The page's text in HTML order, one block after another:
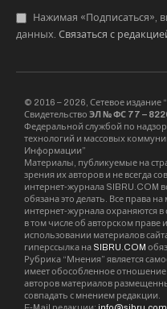
Нажимая «Подписаться»,
данных. Связаться с
© 2016 – 2026, Сетевое издание
Свидетельство ЭЛ № ФС 77 –
Федеральной службой по
технологий и массовых
Информации”
Материалы, публикуемые на
зрения их авторов и не всегда
интернет-журнала SIBRU.COM
обязана это делать. Все права
интернет-журнала охраняются в
в том числе об авторском
использовании материалов
гиперссылка на SIBRU.COM
Рубрика “Мнения” является
имеет обособленное
авторов материалов
совпадать с мнением редакции.